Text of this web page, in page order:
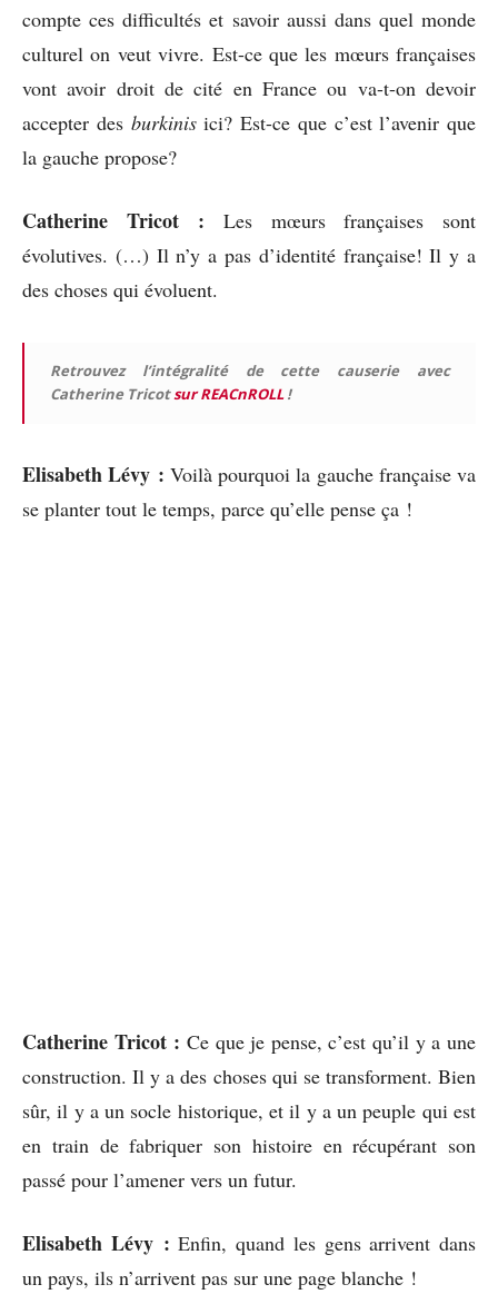
compte ces difficultés et savoir aussi dans quel monde
culturel on veut vivre. Est-ce que les mœurs françaises
vont avoir droit de cité en France ou va-t-on devoir
accepter des burkinisici? Est-ce que c’est l’avenir que
la gauche propose?
Catherine Tricot : Les mœurs françaises sont
évolutives. (…) Il n’y a pas d’identité française! Il y a
des choses qui évoluent.
Retrouvez l’intégralité de cette causerie avec
Catherine Tricotsur REACnROLL!
Elisabeth Lévy : Voilà pourquoi la gauche française va
se planter tout le temps, parce qu’elle pense ça !
Catherine Tricot : Ce que je pense, c’est qu’il y a une
construction. Il y a des choses qui se transforment. Bien
sûr, il y a un socle historique, et il y a un peuple qui est
en train de fabriquer son histoire en récupérant son
passé pour l’amener vers un futur.
Elisabeth Lévy : Enfin, quand les gens arrivent dans
un pays, ils n’arrivent pas sur une page blanche !